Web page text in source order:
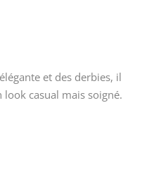
et des derbies, il
casual mais soigné.